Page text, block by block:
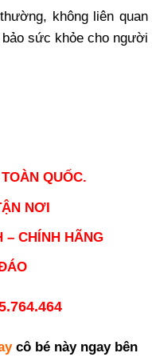
không liên quan
sức khỏe cho người
QUỐC.
NƠI
– CHÍNH HÃNG
cô bé này ngay bên